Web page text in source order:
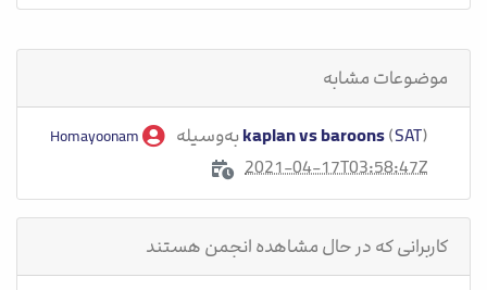
موضوعات مشابه
kaplan vs baroons(SAT) به‌وسیله
2021-04-17T03:58:47Z
کاربرانی که در حال مشاهده انجمن هستند